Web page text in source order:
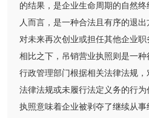
的结果，是企业生命周期的自然
人而言，是一种合法且有序的退
对未来再次创业或担任其他企业职
相比之下，吊销营业执照则是一
行政管理部门根据相关法律法规，
法律法规或未履行法定义务的行
执照意味着企业被剥夺了继续从